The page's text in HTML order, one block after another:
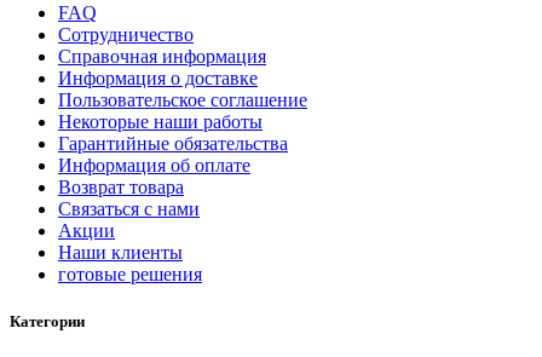
FAQ
Сотрудничество
Справочная информация
Информация о доставке
Пользовательское соглашение
Некоторые наши работы
Гарантийные обязательства
Информация об оплате
Возврат товара
Связаться с нами
Акции
Наши клиенты
готовые решения
Категории